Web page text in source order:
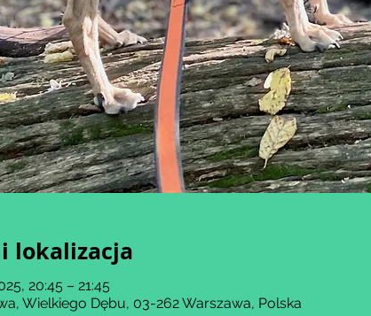
i lokalizacja
20:45 – 21:45
Wielkiego Dębu, 03-262 Warszawa, Polska